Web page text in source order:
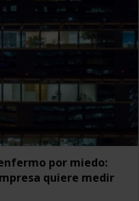
por miedo:
quiere medir